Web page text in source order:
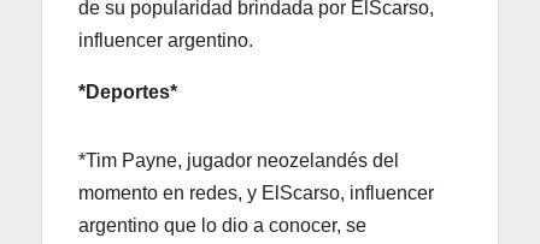
de su popularidad brindada por ElScarso,
influencer argentino.
*Deportes*
*Tim Payne, jugador neozelandés del
momento en redes, y ElScarso, influencer
argentino que lo dio a conocer, se